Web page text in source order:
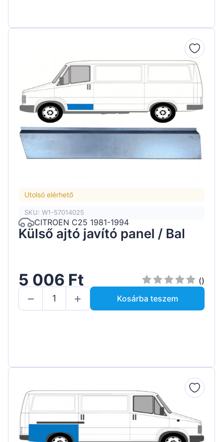
Utolsó elérhető
SKU: W1-57014025
CITROEN C25 1981-1994
Külső ajtó javító panel / Bal
5 006 Ft
()
Kosárba teszem